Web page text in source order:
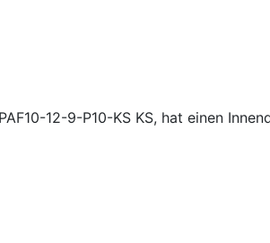
12-9-P10-KS KS, hat einen